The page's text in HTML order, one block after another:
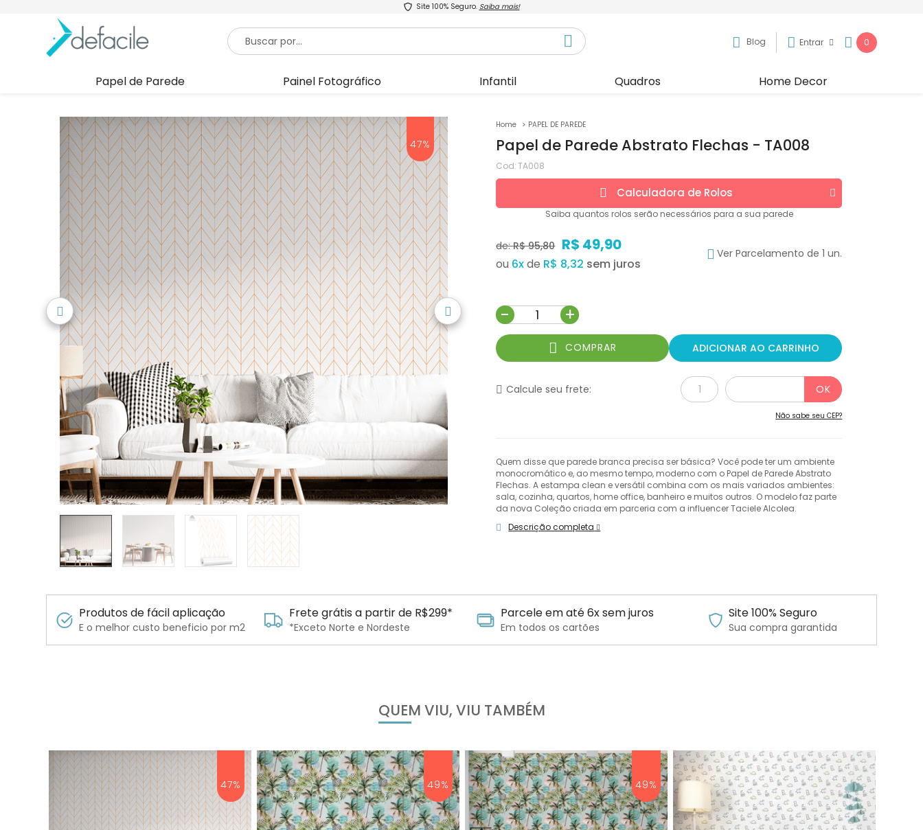
Site 100% Seguro. Saiba mais!
Blog Entrar 0
Papel de Parede Painel Fotográfico Infantil Quadros Home Decor
47%
PAPEL DE PAREDE
Papel de Parede Abstrato Flechas - TA008
Cod:TA008
Calculadora de Rolos
Saiba quantos rolos serão necessários para a sua parede
de:R$ 95,80 R$ 49,90
ou 6xde R$ 8,32
Ver Parcelamento de 1 un.
- +
COMPRAR ADICIONAR AO CARRINHO
Calcule seu frete:
Não sabe seu CEP?
Quem disse que parede branca precisa ser básica? Você pode ter um ambiente
monocromático e, ao mesmo tempo, moderno com o Papel de Parede Abstrato
Flechas. A estampa clean e versátil combina com os mais variados ambientes:
sala, cozinha, quartos, home office, banheiro e muitos outros. O modelo faz parte
da nova Coleção criada em parceria com a influencer Taciele Alcolea.
Descrição completa
Produtos de fácil aplicação
E o melhor custo beneficio por m2
Frete grátis a partir de R$299*
*Exceto Norte e Nordeste
Parcele em até 6x sem juros
Em todos os cartões
Site 100% Seguro
Sua compra garantida
QUEM VIU, VIU TAMBÉM
47% 49% 49%